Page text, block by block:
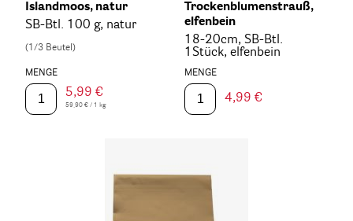
Islandmoos, natur
SB-Btl. 100 g, natur
(1/3 Beutel)
MENGE
5,99 €
59,90 € / 1 kg
Trockenblumenstrauß,
elfenbein
18-20cm, SB-Btl.
1Stück, elfenbein
MENGE
4,99 €